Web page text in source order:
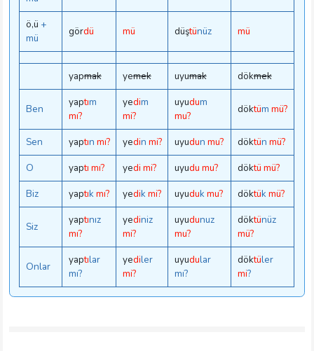
ö,ü +
mü
gördü mü düştünüz mü
yapmak yemek uyumak dökmek
Ben
yaptım
mı?
yedim
mi?
uyudum
mu?
döktüm mü?
Sen yaptın mı? yedin mi? uyudun mu? döktün mü?
O
yaptı mı? yedi mi? uyudu mu? döktü mü?
Biz
yaptık mı? yedik mi? uyuduk mu? döktük mü?
Siz
yaptınız
mı?
yediniz
mi?
uyudunuz
mu?
döktünüz
mü?
Onlar
yaptılar
mı?
yediler
mi?
uyudular
mı?
döktüler
mi?